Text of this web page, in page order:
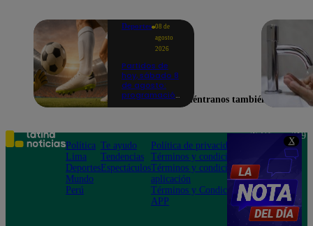
X
Deportes 08 de
agosto
2026
Partidos de
hoy, sábado 8
de agosto:
programaciónEncuéntranos también en
Política
Lima
Deportes
Mundo
Perú
Te ayudo
Tendencias
Espectáculos
Política de privacidad
Términos y condiciones
Términos y condiciones
aplicación
Términos y Condiciones
APP
Teléfono: 219
Av. San
Felipe 968
Jesús María